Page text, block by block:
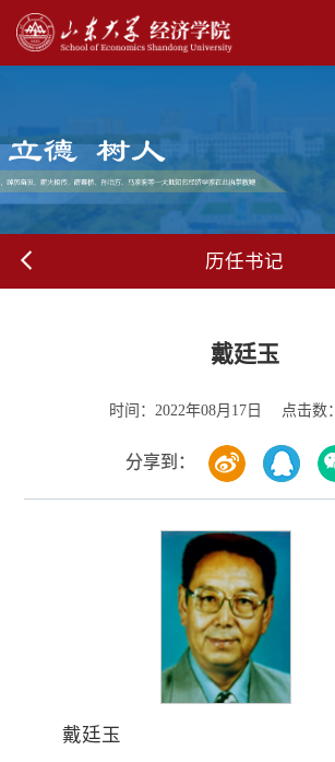
历任书记
戴廷玉
时间： 2022年08月17日 点击数：
分享到：
戴廷玉